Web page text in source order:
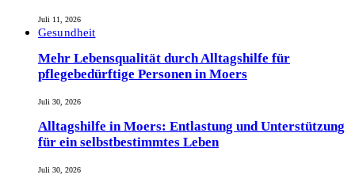
Juli 11, 2026
Gesundheit
Mehr Lebensqualität durch Alltagshilfe für
pflegebedürftige Personen in Moers
Juli 30, 2026
Alltagshilfe in Moers: Entlastung und Unterstützung
für ein selbstbestimmtes Leben
Juli 30, 2026